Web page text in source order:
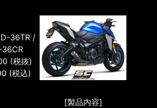
36TR /
(税抜)
(税込)
[製品内容]